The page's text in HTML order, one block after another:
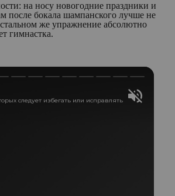
на носу новогодние праздники и
после бокала шампанского лучше не
же упражнение абсолютно
гимнастка.